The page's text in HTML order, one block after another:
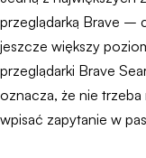
przeglądarką Brave –
jeszcze większy
przeglądarki Brave
oznacza, że nie
wpisać zapytanie w